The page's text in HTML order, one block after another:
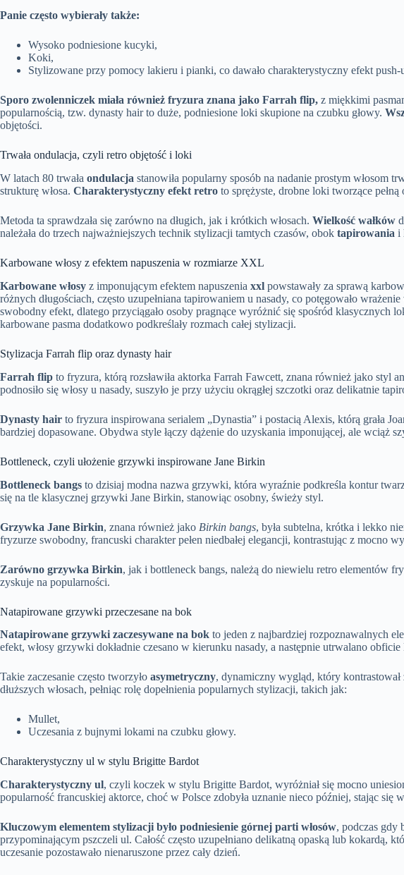
Panie często wybierały także:
Wysoko podniesione kucyki,
Koki,
Stylizowane przy pomocy lakieru i pianki, co dawało charakterystyczny efekt push-
Sporo zwolenniczek miała również fryzura znana jako Farrah flip, z miękkimi
popularnością, tzw. dynasty hair to duże, podniesione loki skupione na czubku głowy.
objętości.
Trwała ondulacja, czyli retro objętość i loki
W latach 80 trwała ondulacja stanowiła popularny sposób na nadanie prostym włosom
strukturę włosa. Charakterystyczny efekt retro to sprężyste, drobne loki tworzące
Metoda ta sprawdzała się zarówno na długich, jak i krótkich włosach. Wielkość wałków
należała do trzech najważniejszych technik stylizacji tamtych czasów, obok tapirowania i
Karbowane włosy z efektem napuszenia w rozmiarze XXL
Karbowane włosy z imponującym efektem napuszenia xxl powstawały za sprawą
różnych długościach, często uzupełniana tapirowaniem u nasady, co potęgowało
swobodny efekt, dlatego przyciągało osoby pragnące wyróżnić się spośród klasycznych
karbowane pasma dodatkowo podkreślały rozmach całej stylizacji.
Stylizacja Farrah flip oraz dynasty hair
Farrah flip to fryzura, którą rozsławiła aktorka Farrah Fawcett, znana również jako
podnosiło się włosy u nasady, suszyło je przy użyciu okrągłej szczotki oraz delikatnie
Dynasty hair to fryzura inspirowana serialem „Dynastia” i postacią Alexis, którą grała
bardziej dopasowane. Obydwa style łączy dążenie do uzyskania imponującej, ale
Bottleneck, czyli ułożenie grzywki inspirowane Jane Birkin
Bottleneck bangs to dzisiaj modna nazwa grzywki, która wyraźnie podkreśla kontur
się na tle klasycznej grzywki Jane Birkin, stanowiąc osobny, świeży styl.
Grzywka Jane Birkin, znana również jako Birkin bangs, była subtelna, krótka i lekko
fryzurze swobodny, francuski charakter pełen niedbałej elegancji, kontrastując z mocno
Zarówno grzywka Birkin, jak i bottleneck bangs, należą do niewielu retro elementów
zyskuje na popularności.
Natapirowane grzywki przeczesane na bok
Natapirowane grzywki zaczesywane na bok to jeden z najbardziej rozpoznawalnych
efekt, włosy grzywki dokładnie czesano w kierunku nasady, a następnie utrwalano
Takie zaczesanie często tworzyło asymetryczny, dynamiczny wygląd, który
dłuższych włosach, pełniąc rolę dopełnienia popularnych stylizacji, takich jak:
Mullet,
Uczesania z bujnymi lokami na czubku głowy.
Charakterystyczny ul w stylu Brigitte Bardot
Charakterystyczny ul, czyli koczek w stylu Brigitte Bardot, wyróżniał się mocno
popularność francuskiej aktorce, choć w Polsce zdobyła uznanie nieco później, stając się
Kluczowym elementem stylizacji było podniesienie górnej parti włosów, podczas gdy
przypominającym pszczeli ul. Całość często uzupełniano delikatną opaską lub kokardą,
uczesanie pozostawało nienaruszone przez cały dzień.